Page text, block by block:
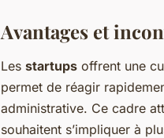
Avantages et
Les startups offrent une
permet de réagir
administrative. Ce cadre
souhaitent s’impliquer à